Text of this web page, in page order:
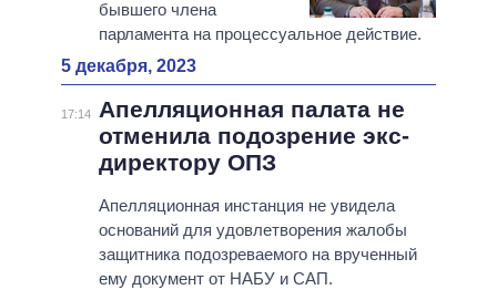
бывшего члена
парламента на процессуальное действие.
5 декабря, 2023
17:14
Апелляционная палата не
отменила подозрение экс-
директору ОПЗ
Апелляционная инстанция не увидела
оснований для удовлетворения жалобы
защитника подозреваемого на врученный
ему документ от НАБУ и САП.